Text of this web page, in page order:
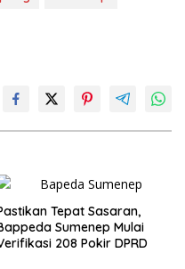
Tepat Sasaran,
Sumenep Mulai
208 Pokir DPRD